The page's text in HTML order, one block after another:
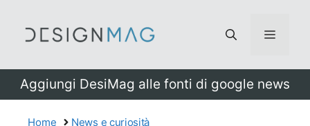
Menu
Aggiungi DesiMag alle fonti di google news
Home News e curiosità